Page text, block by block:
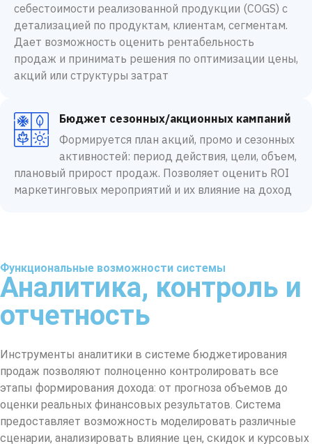
себестоимости реализованной продукции (COGS) с
детализацией по продуктам, клиентам, сегментам.
Дает возможность оценить рентабельность
продаж и принимать решения по оптимизации цены,
акций или структуры затрат
Бюджет сезонных/акционных кампаний
Формируется план акций, промо и сезонных
активностей: период действия, цели, объем,
плановый прирост продаж. Позволяет оценить ROI
маркетинговых мероприятий и их влияние на доход
Функциональные возможности системы
Аналитика, контроль и
отчетность
Инструменты аналитики в системе бюджетирования
продаж позволяют полноценно контролировать все
этапы формирования дохода: от прогноза объемов до
оценки реальных финансовых результатов. Система
предоставляет возможность моделировать различные
сценарии, анализировать влияние цен, скидок и курсовых